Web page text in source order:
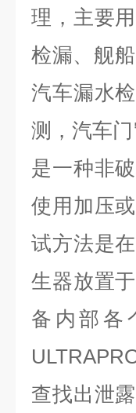
理，主要
检漏、舰
汽车漏水
测，汽车
是一种非
使用加压
试方法是
生器放置
备内部各
查找出泄